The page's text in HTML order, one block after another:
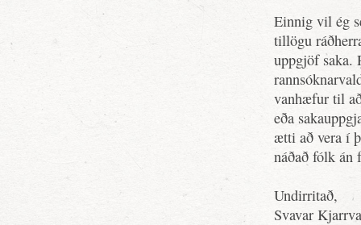
Einnig vil ég
tillögu
uppgjöf saka.
vanhæfur til
eða
ætti að vera í
náðað fólk án
Undirritað,
Svavar